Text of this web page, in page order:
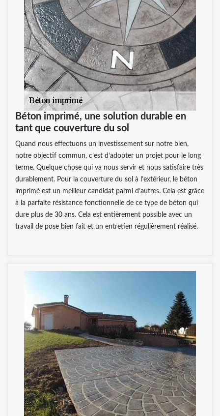
Béton imprimé, une solution durable en
tant que couverture du sol
Quand nous effectuons un investissement sur notre bien,
notre objectif commun, c’est d’adopter un projet pour le long
terme. Quelque chose qui va nous servir et nous satisfaire très
durablement. Pour la couverture du sol à l’extérieur, le béton
imprimé est un meilleur candidat parmi d’autres. Cela est grâce
à la parfaite résistance fonctionnelle de ce type de béton qui
dure plus de 30 ans. Cela est entièrement possible avec un
travail de pose bien fait et un entretien régulièrement réalisé.